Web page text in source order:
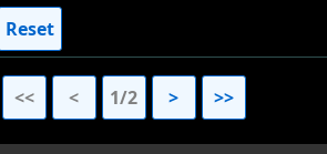
Reset
<< < 1/2 > >>